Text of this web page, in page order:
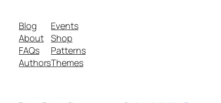
Blog
About
FAQs
Authors
Events
Shop
Patterns
Themes